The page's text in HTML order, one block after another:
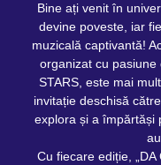
Bine ați venit în
devine poveste, iar
muzicală captivantă!
organizat cu pasiune
STARS, este mai
invitație deschisă
explora și a împărtăși
Cu fiecare ediție,